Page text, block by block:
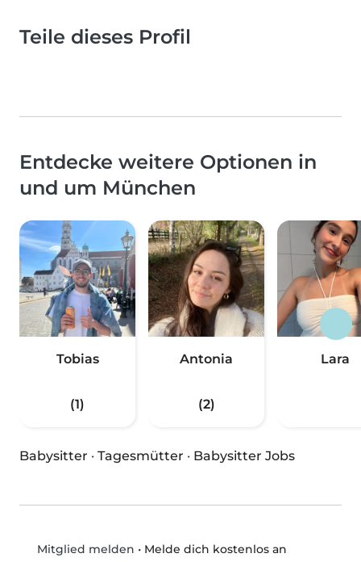
Teile dieses Profil
Entdecke weitere Optionen in
und um München
Tobias
(1)
Antonia
(2)
Lara
Babysitter · Tagesmütter · Babysitter Jobs
Mitglied melden • Melde dich kostenlos an